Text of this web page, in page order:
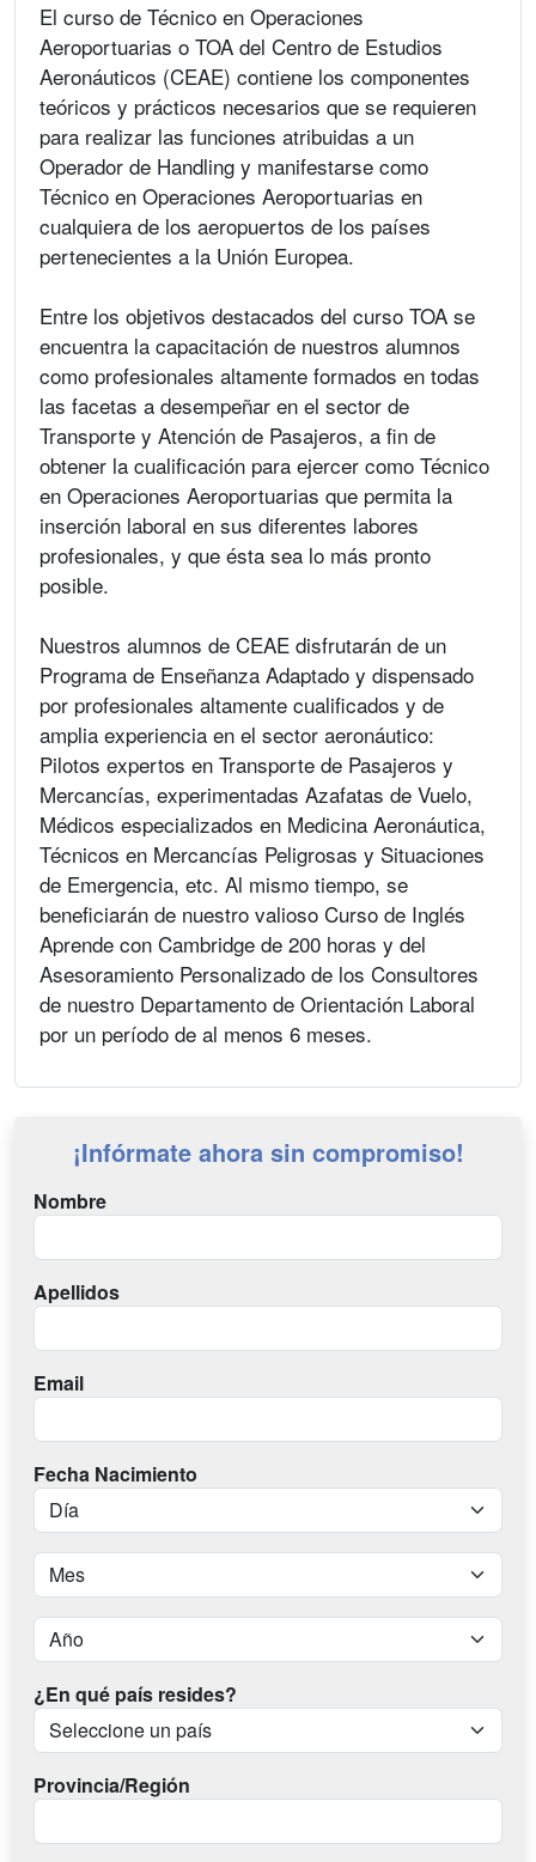
El curso de Técnico en Operaciones
Aeroportuarias o TOA del Centro de Estudios
Aeronáuticos (CEAE) contiene los componentes
teóricos y prácticos necesarios que se requieren
para realizar las funciones atribuidas a un
Operador de Handling y manifestarse como
Técnico en Operaciones Aeroportuarias en
cualquiera de los aeropuertos de los países
pertenecientes a la Unión Europea.
Entre los objetivos destacados del curso TOA se
encuentra la capacitación de nuestros alumnos
como profesionales altamente formados en todas
las facetas a desempeñar en el sector de
Transporte y Atención de Pasajeros, a fin de
obtener la cualificación para ejercer como Técnico
en Operaciones Aeroportuarias que permita la
inserción laboral en sus diferentes labores
profesionales, y que ésta sea lo más pronto
posible.
Nuestros alumnos de CEAE disfrutarán de un
Programa de Enseñanza Adaptado y dispensado
por profesionales altamente cualificados y de
amplia experiencia en el sector aeronáutico:
Pilotos expertos en Transporte de Pasajeros y
Mercancías, experimentadas Azafatas de Vuelo,
Médicos especializados en Medicina Aeronáutica,
Técnicos en Mercancías Peligrosas y Situaciones
de Emergencia, etc. Al mismo tiempo, se
beneficiarán de nuestro valioso Curso de Inglés
Aprende con Cambridge de 200 horas y del
Asesoramiento Personalizado de los Consultores
de nuestro Departamento de Orientación Laboral
por un período de al menos 6 meses.
¡Infórmate ahora sin compromiso!
Nombre
Apellidos
Email
Fecha Nacimiento
¿En qué país resides?
Provincia/Región